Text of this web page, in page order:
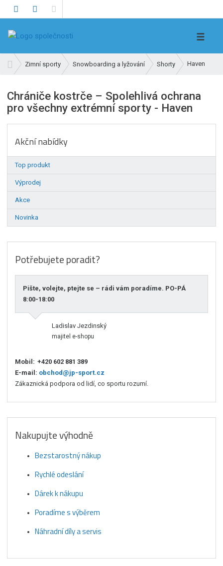
d
a
t
☰
v
d
n
a
a
Zimní sporty Snowboarding a lyžování Shorty Haven
Chrániče kostrče – Spolehlivá ochrana
pro všechny extrémní sporty - Haven
Akční nabídky
Top produkt
Výprodej
Akce
Novinka
Potřebujete poradit?
Pište, volejte, ptejte se – rádi vám poradíme. PO-PÁ
8:00-18:00
Ladislav Jezdinský
majitel e-shopu
Mobil: +420 602 881 389
E-mail: obchod@jp-sport.cz
Zákaznická podpora od lidí, co sportu rozumí.
Nakupujte výhodně
Bezstarostný nákup
Rychlé odeslání
Dárek k nákupu
Poradíme s výběrem
Náhradní díly a servis